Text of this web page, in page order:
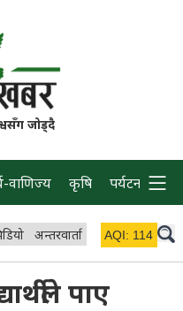
जोड्दै
वाणिज्य कृषि पर्यटन प्रवास
अन्तरवार्ता विचार/ब्लग
AQI: 114
पाए